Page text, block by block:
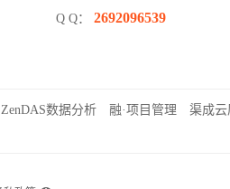
Q Q：2692096539
ZenDAS数据分析 融·项目管理
渠成云